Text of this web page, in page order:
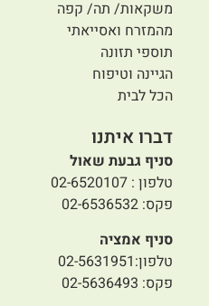
משקאות/ תה/ קפה
מהמזרח ואסייאתי
תוספי תזונה
הגיינה וטיפוח
הכל לבית
דברו איתנו
סניף גבעת שאול
טלפון : 02-6520107
פקס: 02-6536532
סניף אמציה
טלפון:02-5631951
פקס: 02-5636493